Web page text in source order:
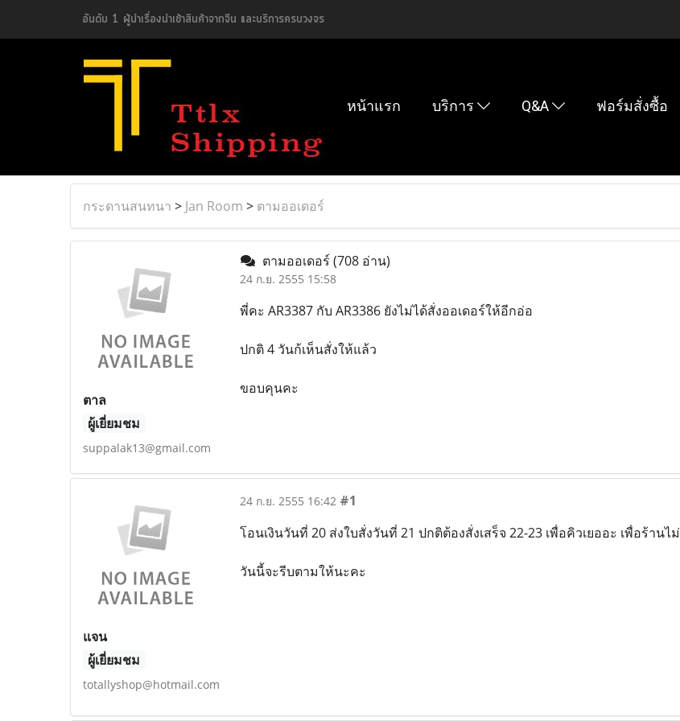
อันดับ 1 ผู้นำเรื่องนำเข้าสินค้าจากจีน และบริการครบวงจร
หน้าแรก บริการ Q&A ฟอร์มสั่งซื้อ
กระดานสนทนา > Jan Room > ตามออเดอร์
ตาล
ผู้เยี่ยมชม
suppalak13@gmail.com
ตามออเดอร์ (708 อ่าน)
24 ก.ย. 2555 15:58
พี่คะ AR3387 กับ AR3386 ยังไม่ได้สั่งออเดอร์ให้อีกอ่อ
ปกติ 4 วันก้เห็นสั่งให้แล้ว
ขอบคุนคะ
แจน
ผู้เยี่ยมชม
totallyshop@hotmail.com
24 ก.ย. 2555 16:42 #1
โอนเงินวันที่ 20 ส่งใบสั่งวันที่ 21 ปกติต้องสั่งเสร็จ 22-23 เพื่อคิวเยออะ เพื่อร้าน
วันนี้จะรีบตามให้นะคะ